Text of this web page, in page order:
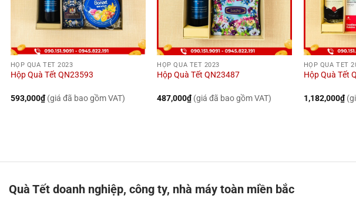
HỘP QUÀ TẾT 2023
Hộp Quà Tết QN23593
593,000₫ (giá đã bao gồm VAT)
HỘP QUÀ TẾT 2023
Hộp Quà Tết QN23487
487,000₫ (giá đã bao gồm VAT)
HỘP QUÀ TẾT
Hộp Quà Tết
1,182,000₫
Quà Tết doanh nghiệp, công ty, nhà máy toàn miền bắc